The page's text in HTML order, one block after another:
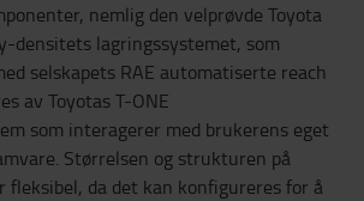
nemlig den velprøvde Toyota
densitets lagringssystemet, som
selskapets RAE automatiserte reach
av Toyotas T-ONE
som interagerer med brukerens eget
Størrelsen og strukturen på
fleksibel, da det kan konfigureres for å